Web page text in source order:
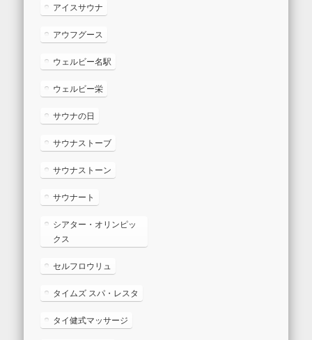
アイスサウナ
アウフグース
ウェルビー名駅
ウェルビー栄
サウナの日
サウナストーブ
サウナストーン
サウナート
シアター・オリンピッ
クス
セルフロウリュ
タイムズ スパ・レスタ
タイ健式マッサージ